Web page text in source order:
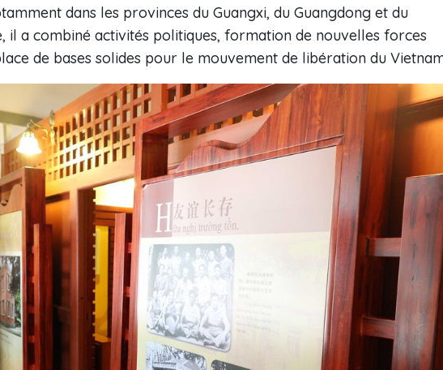
dans les provinces du Guangxi, du Guangdong et du
il a combiné activités politiques, formation de nouvelles forces
de bases solides pour le mouvement de libération du